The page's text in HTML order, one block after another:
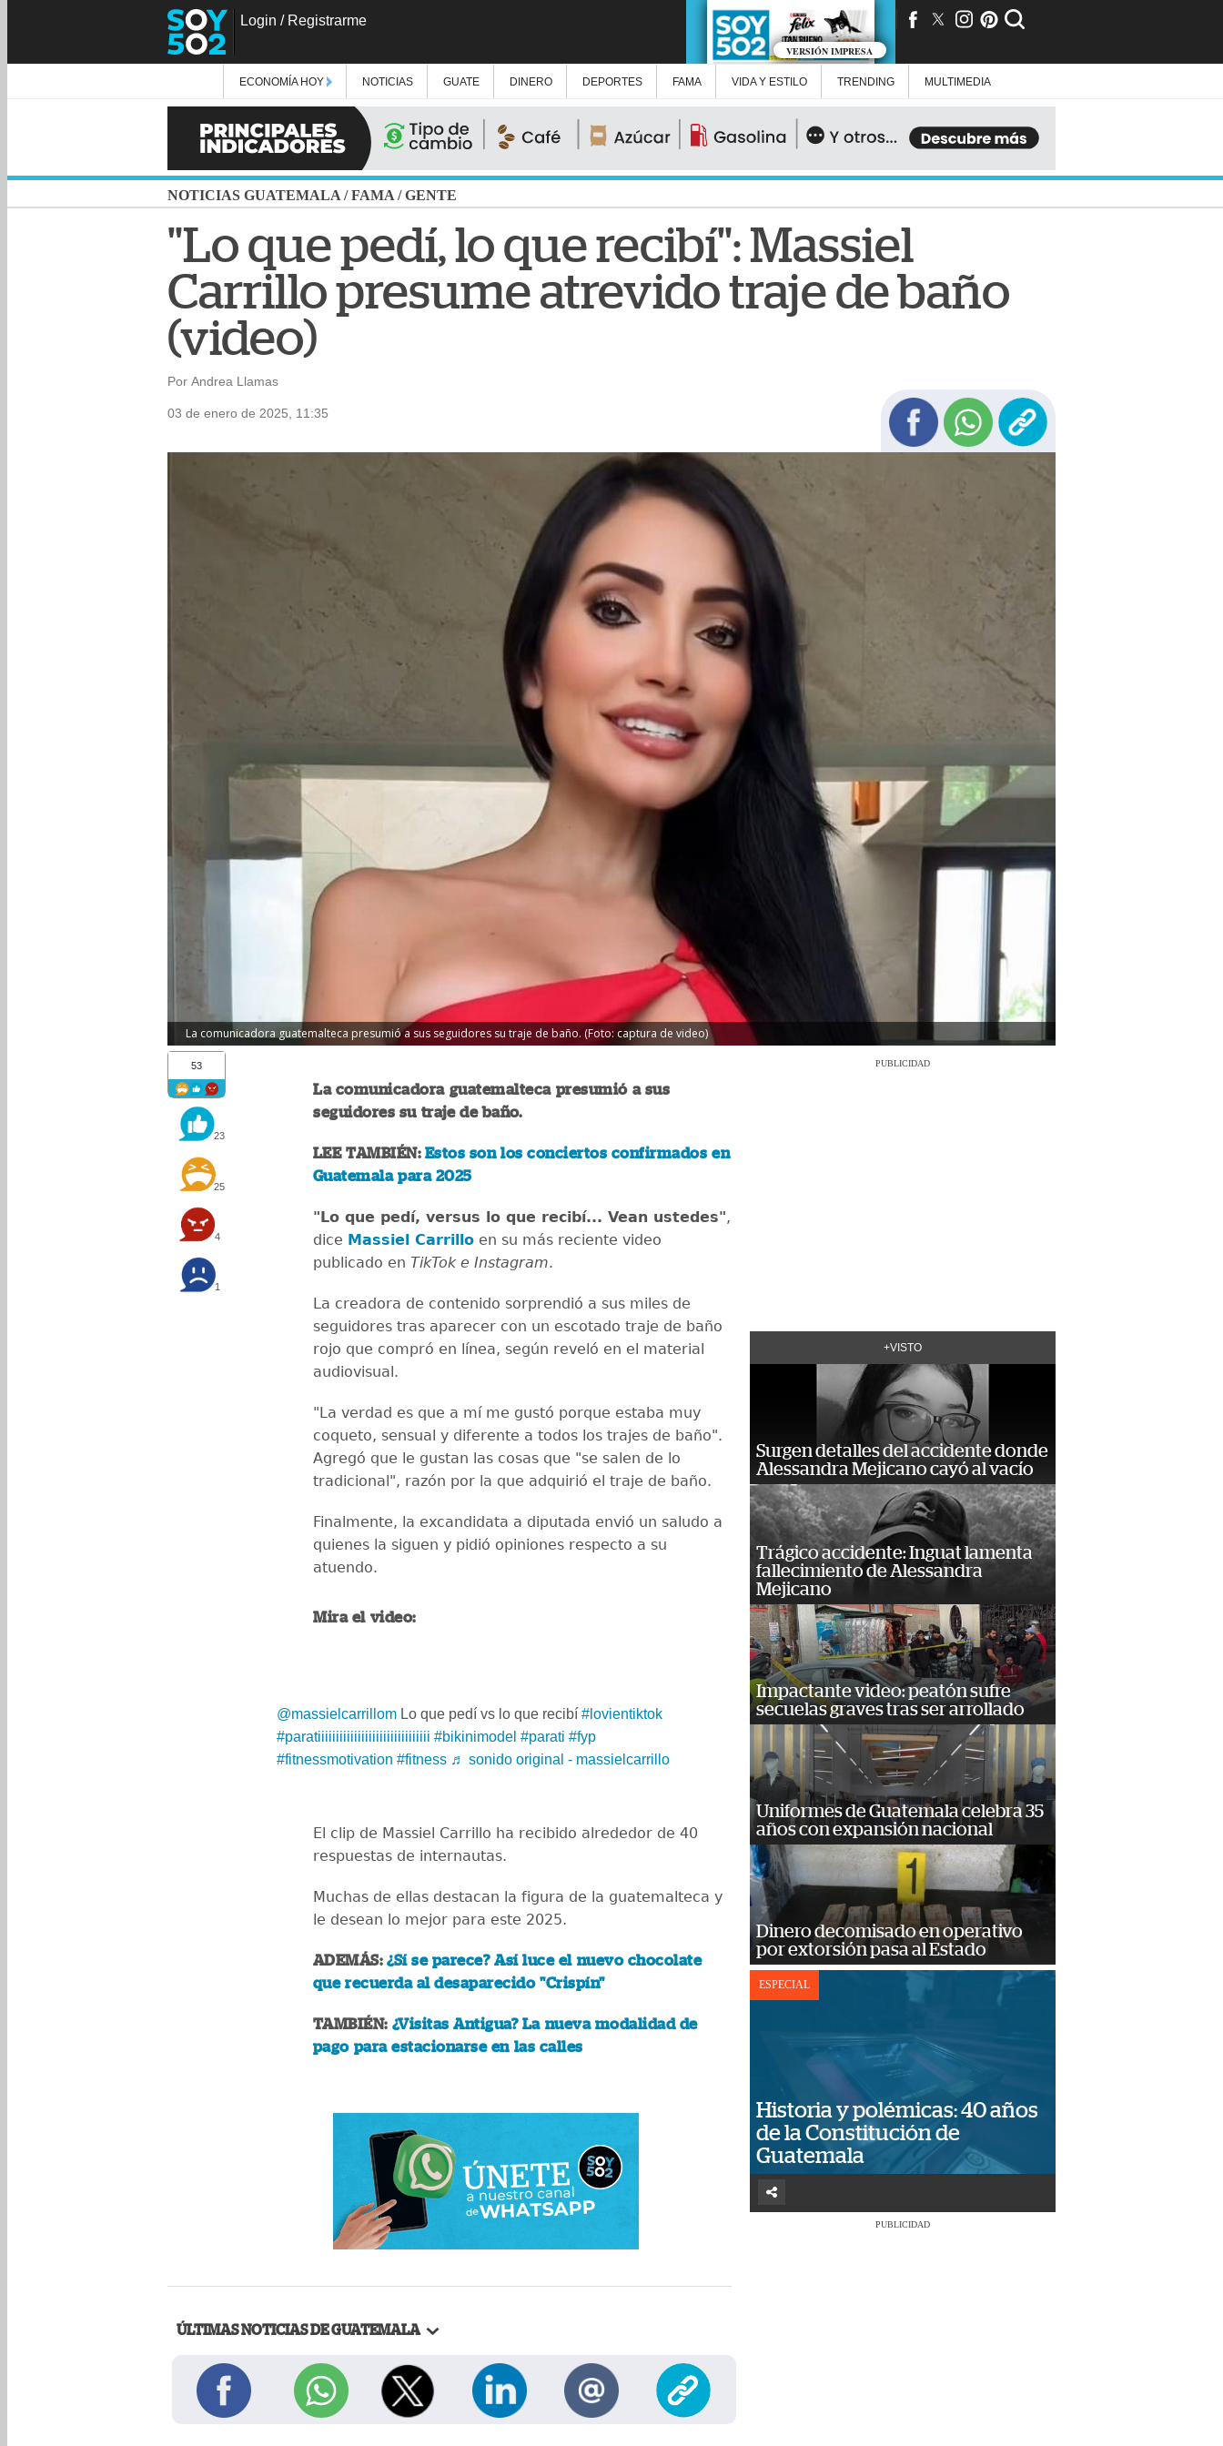
Login / Registrarme
VERSIÓN IMPRESA
ECONOMÍA HOY NOTICIAS GUATE DINERO DEPORTES FAMA VIDA Y ESTILO TRENDING MULTIMEDIA
NOTICIAS GUATEMALA /FAMA /GENTE
"Lo que pedí, lo que recibí": Massiel
Carrillo presume atrevido traje de baño
(video)
Por Andrea Llamas
03 de enero de 2025, 11:35
La comunicadora guatemalteca presumió a sus seguidores su traje de baño. (Foto: captura de video)
53
23
25
4
1
La comunicadora guatemalteca presumió a sus
seguidores su traje de baño.
LEE TAMBIÉN: Estos son los conciertos confirmados en
Guatemala para 2025
"Lo que pedí, versus lo que recibí... Vean ustedes",
dice Massiel Carrillo en su más reciente video
publicado en TikTok e Instagram.
La creadora de contenido sorprendió a sus miles de
seguidores tras aparecer con un escotado traje de baño
rojo que compró en línea, según reveló en el material
audiovisual.
"La verdad es que a mí me gustó porque estaba muy
coqueto, sensual y diferente a todos los trajes de baño".
Agregó que le gustan las cosas que "se salen de lo
tradicional", razón por la que adquirió el traje de baño.
Finalmente, la excandidata a diputada envió un saludo a
quienes la siguen y pidió opiniones respecto a su
atuendo.
Mira el video:
@massielcarrillom Lo que pedí vs lo que recibí #lovientiktok
#paratiiiiiiiiiiiiiiiiiiiiiiiiiiiiiii #bikinimodel #parati #fyp
#fitnessmotivation #fitness ♬ sonido original - massielcarrillo
El clip de Massiel Carrillo ha recibido alrededor de 40
respuestas de internautas.
Muchas de ellas destacan la figura de la guatemalteca y
le desean lo mejor para este 2025.
ADEMÁS:¿Sí se parece? Así luce el nuevo chocolate
que recuerda al desaparecido "Crispín"
TAMBIÉN: ¿Visitas Antigua? La nueva modalidad de
pago para estacionarse en las calles
ÚLTIMAS NOTICIAS DE GUATEMALA
PUBLICIDAD
+VISTO
Surgen detalles del accidente donde
Alessandra Mejicano cayó al vacío
Trágico accidente: Inguat lamenta
fallecimiento de Alessandra
Mejicano
Impactante video: peatón sufre
secuelas graves tras ser arrollado
Uniformes de Guatemala celebra 35
años con expansión nacional
Dinero decomisado en operativo
por extorsión pasa al Estado
ESPECIAL
Historia y polémicas: 40 años
de la Constitución de
Guatemala
PUBLICIDAD